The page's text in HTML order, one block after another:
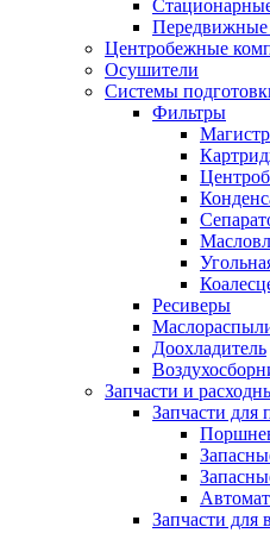
Передвижные
Центробежные
Осушители
Системы
Фильтры
Ресиверы
Доохладитель
Запчасти и
Запчасти для
Запчасти для